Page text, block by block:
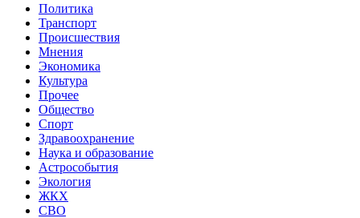
Политика
Транспорт
Происшествия
Мнения
Экономика
Культура
Прочее
Общество
Спорт
Здравоохранение
Наука и образование
Астрособытия
Экология
ЖКХ
СВО